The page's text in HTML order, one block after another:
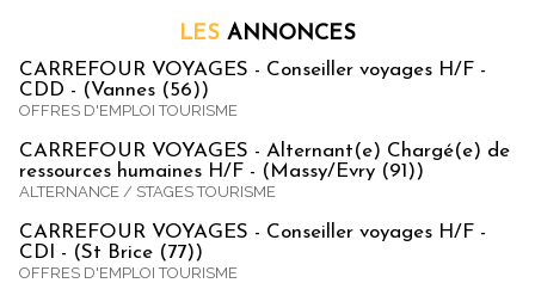
LES ANNONCES
CARREFOUR VOYAGES - Conseiller voyages H/F -
CDD - (Vannes (56))
OFFRES D'EMPLOI TOURISME
CARREFOUR VOYAGES - Alternant(e) Chargé(e) de
ressources humaines H/F - (Massy/Evry (91))
ALTERNANCE / STAGES TOURISME
CARREFOUR VOYAGES - Conseiller voyages H/F -
CDI - (St Brice (77))
OFFRES D'EMPLOI TOURISME